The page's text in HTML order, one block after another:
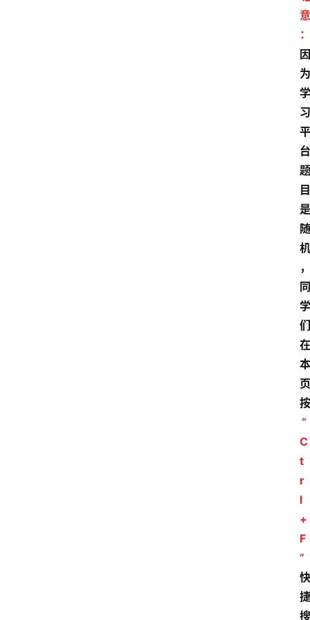
意
：
因
为
学
习
平
台
题
目
是
随
机
，
同
学
们
在
本
页
按
“
C
t
r
l
+
F
”
快
捷
搜